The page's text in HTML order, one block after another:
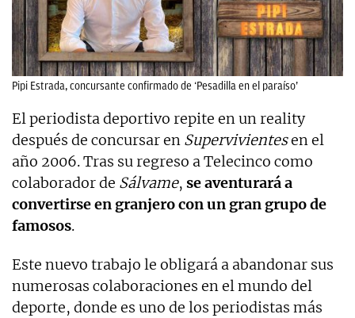
Pipi Estrada, concursante confirmado de ‘Pesadilla en el paraíso’
El periodista deportivo repite en un reality
después de concursar en Supervivientesen el
año 2006. Tras su regreso a Telecinco como
colaborador de Sálvame, se aventurará a
convertirse en granjero con un gran grupo de
famosos.
Este nuevo trabajo le obligará a abandonar sus
numerosas colaboraciones en el mundo del
deporte, donde es uno de los periodistas más